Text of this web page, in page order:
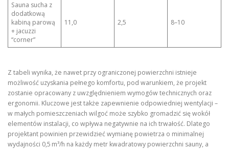
Sauna sucha z
dodatkową
kabiną parową
+ jacuzzi
“corner”
11,0 2,5 8–10
Z tabeli wynika, że nawet przy ograniczonej powierzchni istnieje
możliwość uzyskania pełnego komfortu, pod warunkiem, że projekt
zostanie opracowany z uwzględnieniem wymogów technicznych oraz
ergonomii. Kluczowe jest także zapewnienie odpowiedniej wentylacji –
w małych pomieszczeniach wilgoć może szybko gromadzić się wokół
elementów instalacji, co wpływa negatywnie na ich trwałość. Dlatego
projektant powinien przewidzieć wymianę powietrza o minimalnej
wydajności 0,5 m³/h na każdy metr kwadratowy powierzchni sauny, a